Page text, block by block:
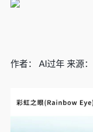
作者： AI过年 来源：